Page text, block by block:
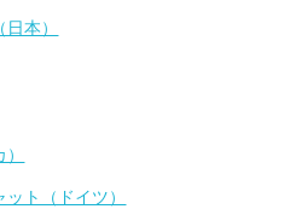
本）
ト（ドイツ）